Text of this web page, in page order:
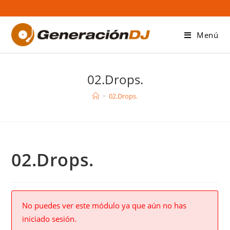
al
contenido
Menú
02.Drops.
> 02.Drops.
02.Drops.
No puedes ver este módulo ya que aún no has
iniciado sesión.